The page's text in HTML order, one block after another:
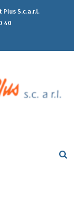
S.c.a.r.l.
40